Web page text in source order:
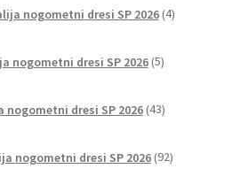
nogometni dresi SP 2026 4izdelki
nogometni dresi SP 2026 5izdelkov
nogometni dresi SP 2026 43izdelkov
nogometni dresi SP 2026 92izdelkov